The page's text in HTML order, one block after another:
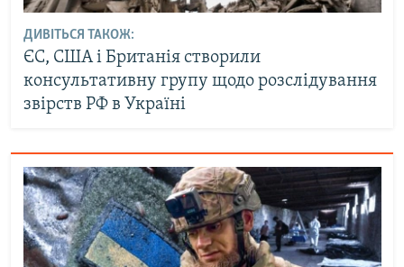
ДИВІТЬСЯ ТАКОЖ:
ЄС, США і Британія створили
консультативну групу щодо розслідування
звірств РФ в Україні